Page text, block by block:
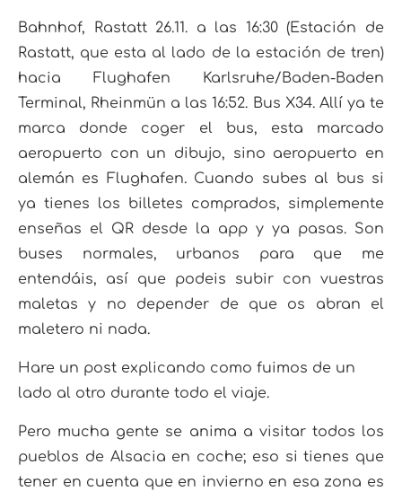
Bahnhof, Rastatt 26.11. a las 16:30 (Estación de
Rastatt, que esta al lado de la estación de tren)
hacia Flughafen Karlsruhe/Baden-Baden
Terminal, Rheinmün a las 16:52. Bus X34. Allí ya te
marca donde coger el bus, esta marcado
aeropuerto con un dibujo, sino aeropuerto en
alemán es Flughafen. Cuando subes al bus si
ya tienes los billetes comprados, simplemente
enseñas el QR desde la app y ya pasas. Son
buses normales, urbanos para que me
entendáis, así que podeis subir con vuestras
maletas y no depender de que os abran el
maletero ni nada.
Hare un post explicando como fuimos de un
lado al otro durante todo el viaje.
Pero mucha gente se anima a visitar todos los
pueblos de Alsacia en coche; eso si tienes que
tener en cuenta que en invierno en esa zona es